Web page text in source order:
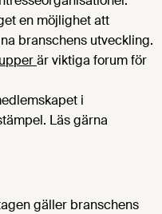
en möjlighet att
branschens utveckling.
är viktiga forum för
i
Läs gärna
gäller branschens